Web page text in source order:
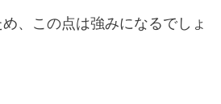
、この点は強みになるでしょ